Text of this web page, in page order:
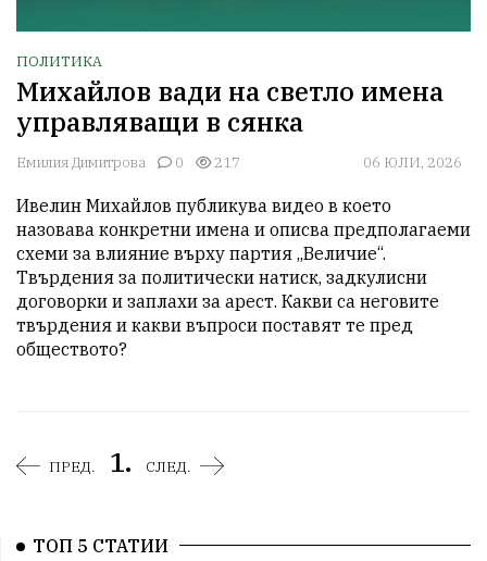
ПОЛИТИКА
Михайлов вади на светло имена
управляващи в сянка
Емилия Димитрова 0 217 06 ЮЛИ, 2026
Ивелин Михайлов публикува видео в което
назовава конкретни имена и описва предполагаеми
схеми за влияние върху партия „Величие“.
Твърдения за политически натиск, задкулисни
договорки и заплахи за арест. Какви са неговите
твърдения и какви въпроси поставят те пред
обществото?
ПРЕД. 1. СЛЕД.
ТОП 5 СТАТИИ